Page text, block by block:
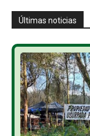
Últimas noticias